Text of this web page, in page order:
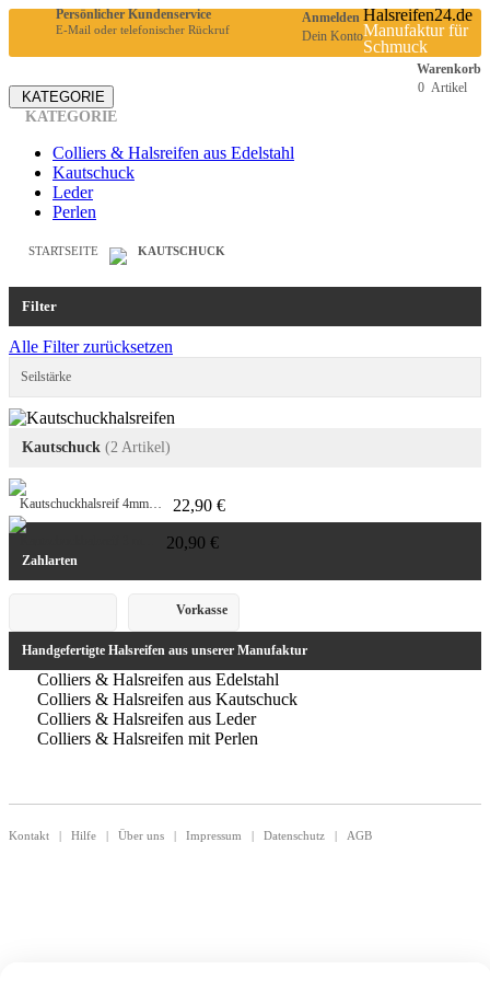
Persönlicher Kundenservice
E-Mail oder telefonischer Rückruf
Anmelden
Dein Konto
Halsreifen24.de
Manufaktur für
Schmuck
Warenkorb
0 Artikel
KATEGORIE
KATEGORIE
Colliers & Halsreifen aus Edelstahl
Kautschuck
Leder
Perlen
STARTSEITE KAUTSCHUCK
Filter
Alle Filter zurücksetzen
Seilstärke
Kautschuck (2 Artikel)
Kautschuckhalsreif 4mm… 22,90 €
20,90 €
Zahlarten
Vorkasse
Handgefertigte Halsreifen aus unserer Manufaktur
Colliers & Halsreifen aus Edelstahl
Colliers & Halsreifen aus Kautschuck
Colliers & Halsreifen aus Leder
Colliers & Halsreifen mit Perlen
Kontakt | Hilfe | Über uns | Impressum | Datenschutz | AGB